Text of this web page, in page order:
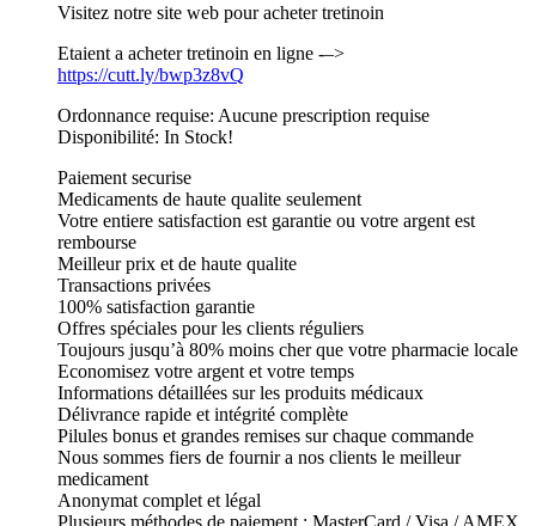
Visitez notre site web pour acheter tretinoin
Etaient a acheter tretinoin en ligne -–>
https://cutt.ly/bwp3z8vQ
Ordonnance requise: Aucune prescription requise
Disponibilité: In Stock!
Paiement securise
Medicaments de haute qualite seulement
Votre entiere satisfaction est garantie ou votre argent est
rembourse
Meilleur prix et de haute qualite
Transactions privées
100% satisfaction garantie
Offres spéciales pour les clients réguliers
Toujours jusqu’à 80% moins cher que votre pharmacie locale
Economisez votre argent et votre temps
Informations détaillées sur les produits médicaux
Délivrance rapide et intégrité complète
Pilules bonus et grandes remises sur chaque commande
Nous sommes fiers de fournir a nos clients le meilleur
medicament
Anonymat complet et légal
Plusieurs méthodes de paiement : MasterCard / Visa / AMEX